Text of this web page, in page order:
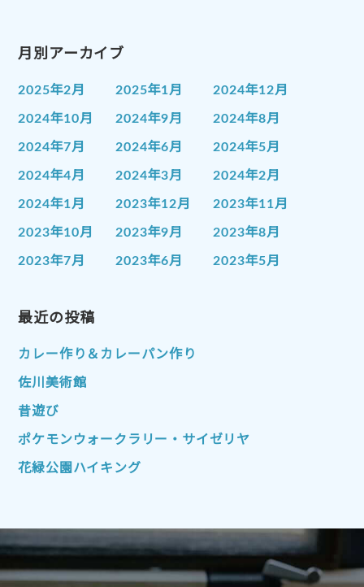
月別アーカイブ
2025年2月 2025年1月 2024年12月
2024年10月 2024年9月 2024年8月
2024年7月 2024年6月 2024年5月
2024年4月 2024年3月 2024年2月
2024年1月 2023年12月 2023年11月
2023年10月 2023年9月 2023年8月
2023年7月 2023年6月 2023年5月
2023年1月
2022年10月 2022年9月
2022年7月
2022年4月
2022年1月 2021年12月 2021年11月
2021年10月 2021年9月
2021年1月 2020年12月 2020年11月
2020年10月 2020年9月 2020年8月
最近の投稿
カレー作り＆カレーパン作り
佐川美術館
昔遊び
ポケモンウォークラリー・サイゼリヤ
花緑公園ハイキング